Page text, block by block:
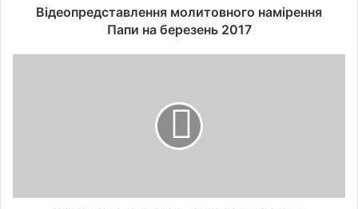
Відеопредставлення молитовного намірення
Папи на березень 2017